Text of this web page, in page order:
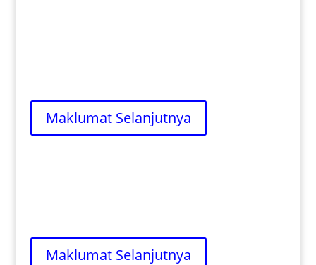
Maklumat Selanjutnya
Maklumat Selanjutnya